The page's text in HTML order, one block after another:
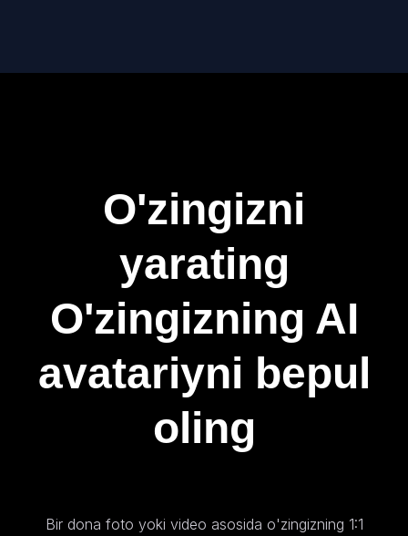
O'zingizni
yarating
O'zingizning AI
avatariyni bepul
oling
Bir dona foto yoki video asosida o'zingizning 1:1